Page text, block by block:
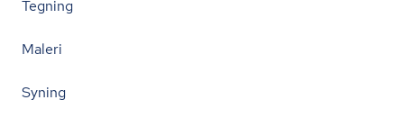
Tegning
Maleri
Syning